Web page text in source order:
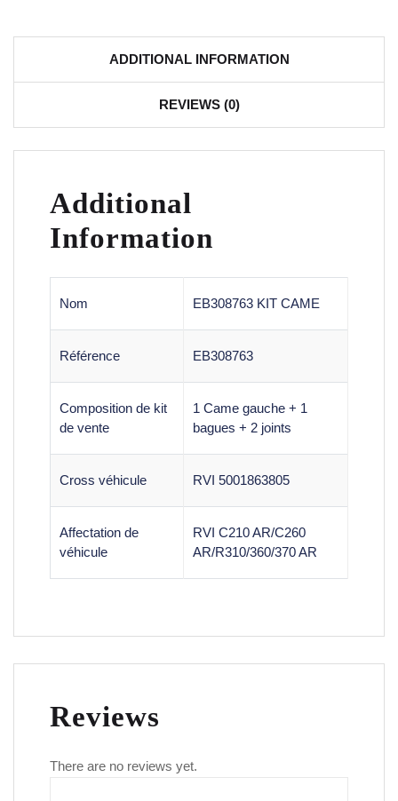
ADDITIONAL INFORMATION
REVIEWS (0)
Additional
Information
Nom EB308763 KIT CAME
Référence EB308763
Composition de kit
de vente
1 Came gauche + 1
bagues + 2 joints
Cross véhicule RVI 5001863805
Affectation de
véhicule
RVI C210 AR/C260
AR/R310/360/370 AR
Reviews
There are no reviews yet.